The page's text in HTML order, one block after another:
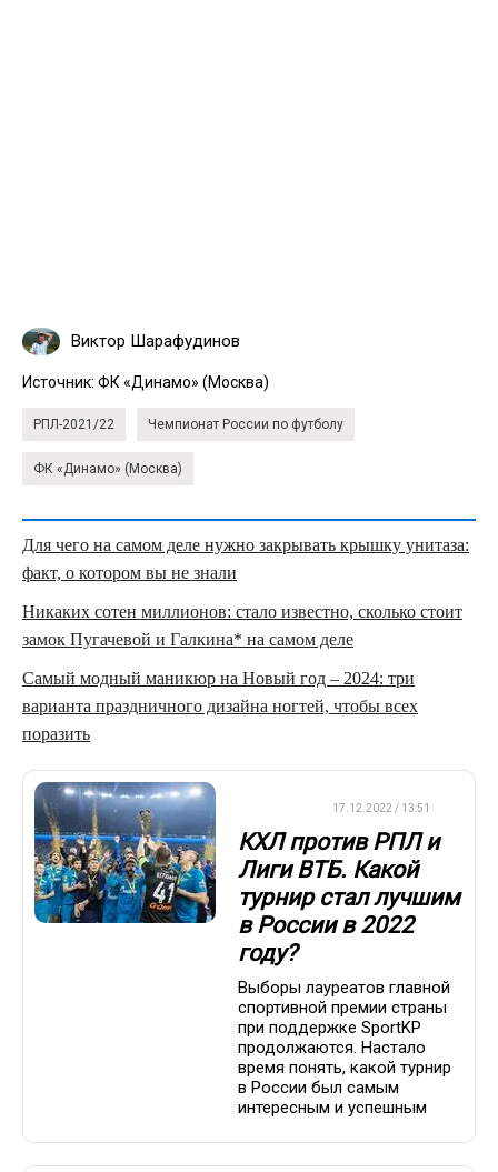
Виктор Шарафудинов
Источник: ФК «Динамо» (Москва)
РПЛ-2021/22 Чемпионат России по футболу
ФК «Динамо» (Москва)
Для чего на самом деле нужно закрывать крышку унитаза:
факт, о котором вы не знали
Никаких сотен миллионов: стало известно, сколько стоит
замок Пугачевой и Галкина* на самом деле
Самый модный маникюр на Новый год – 2024: три
варианта праздничного дизайна ногтей, чтобы всех
поразить
17.12.2022 / 13:51
КХЛ против РПЛ и
Лиги ВТБ. Какой
турнир стал лучшим
в России в 2022
году?
Выборы лауреатов главной
спортивной премии страны
при поддержке SportKP
продолжаются. Настало
время понять, какой турнир
в России был самым
интересным и успешным